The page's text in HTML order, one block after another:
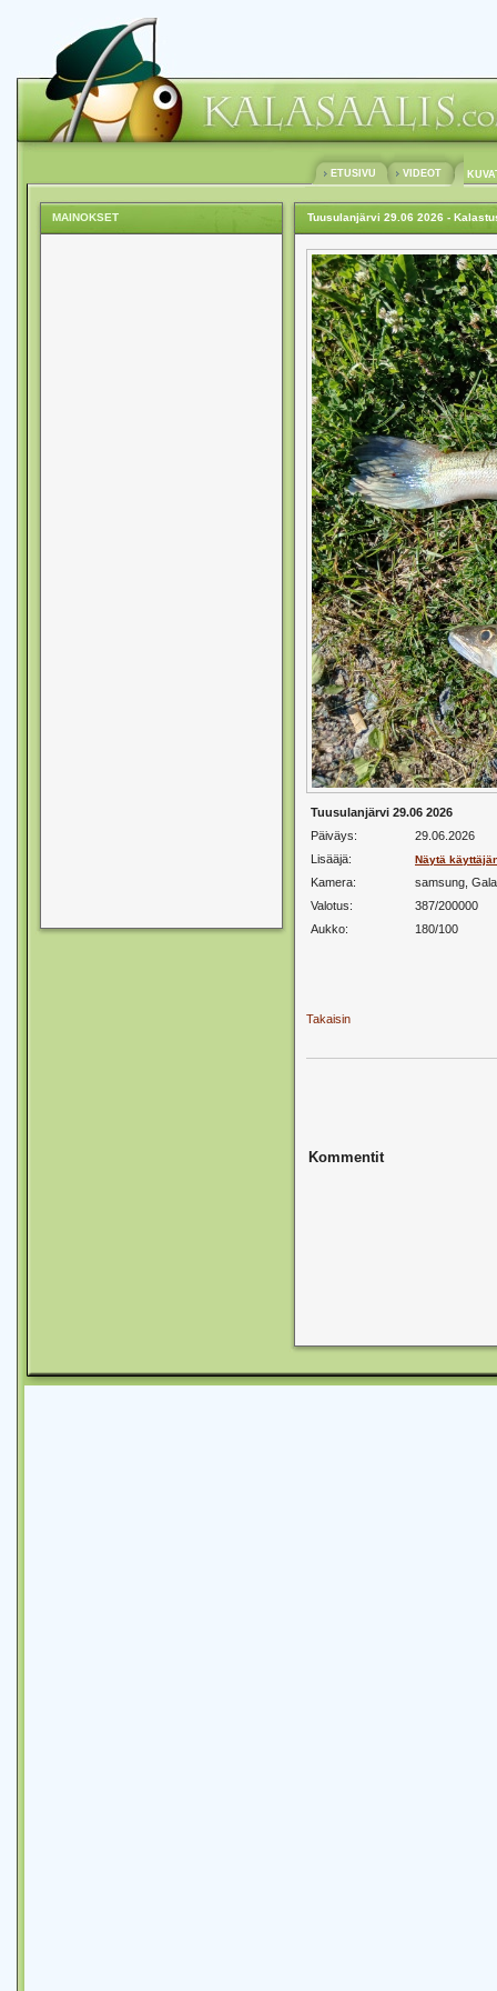
ETUSIVU VIDEOT
MAINOKSET Tuusulanjärvi 29.06 2026 -
Tuusulanjärvi 29.06 2026
Päiväys:
29.06.2026
Lisääjä:
Näytä
Kamera:
samsung,
Valotus:
387/200000
Aukko:
180/100
Takaisin
Kommentit